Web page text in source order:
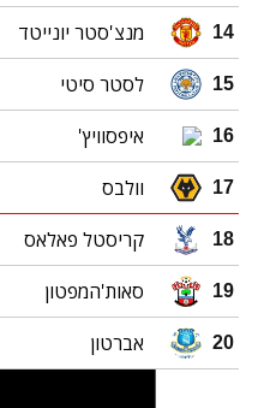
14 מנצ'סטר יונייטד
15 לסטר סיטי
16 איפסוויץ'
17 וולבס
18 קריסטל פאלאס
19 סאות'המפטון
20 אברטון